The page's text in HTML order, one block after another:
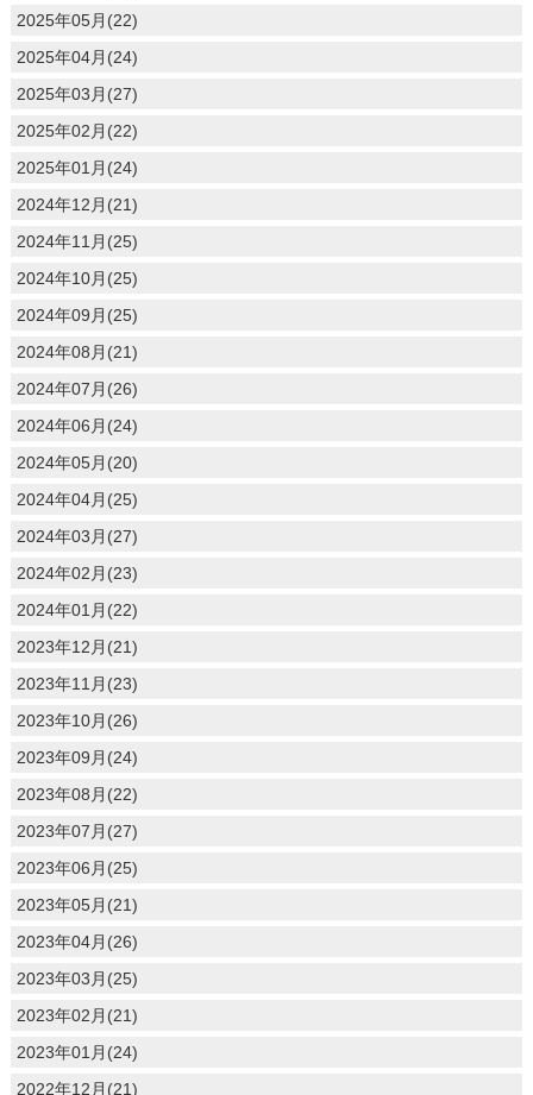
2025年05月(22)
2025年04月(24)
2025年03月(27)
2025年02月(22)
2025年01月(24)
2024年12月(21)
2024年11月(25)
2024年10月(25)
2024年09月(25)
2024年08月(21)
2024年07月(26)
2024年06月(24)
2024年05月(20)
2024年04月(25)
2024年03月(27)
2024年02月(23)
2024年01月(22)
2023年12月(21)
2023年11月(23)
2023年10月(26)
2023年09月(24)
2023年08月(22)
2023年07月(27)
2023年06月(25)
2023年05月(21)
2023年04月(26)
2023年03月(25)
2023年02月(21)
2023年01月(24)
2022年12月(21)